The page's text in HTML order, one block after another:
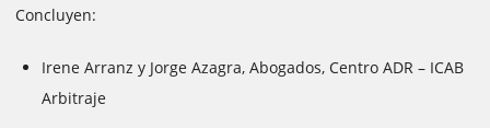
Concluyen:
Irene Arranz y Jorge Azagra, Abogados, Centro ADR – ICAB
Arbitraje